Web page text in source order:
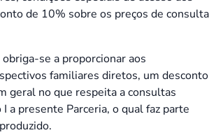
de 10% sobre os preços de consulta
se a proporcionar aos
familiares diretos, um desconto
geral no que respeita a consultas
a presente Parceria, o qual faz parte